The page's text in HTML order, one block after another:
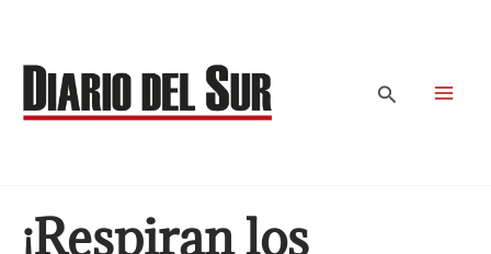
contenido
Buscar
¡Respiran los